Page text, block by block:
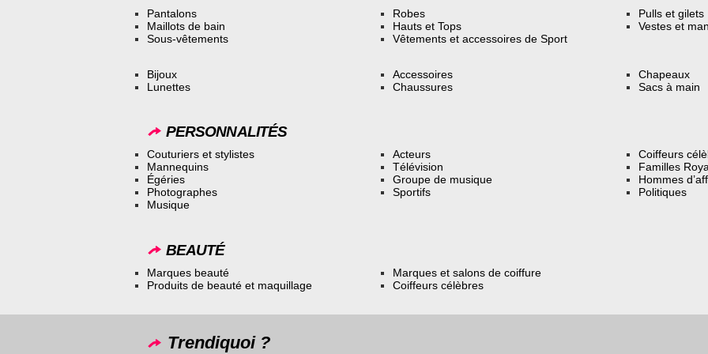
Pantalons
Maillots de bain
Sous-vêtements
Robes
Hauts et Tops
Vêtements et accessoires de Sport
Pulls et gilets
Vestes et
Bijoux
Lunettes
Accessoires
Chaussures
Chapeaux
Sacs à main
PERSONNALITÉS
Couturiers et stylistes
Mannequins
Égéries
Photographes
Musique
Acteurs
Télévision
Groupe de musique
Sportifs
Coiffeurs
Familles
Hommes
Politiques
BEAUTÉ
Marques beauté
Produits de beauté et maquillage
Marques et salons de coiffure
Coiffeurs célèbres
Trendiquoi ?